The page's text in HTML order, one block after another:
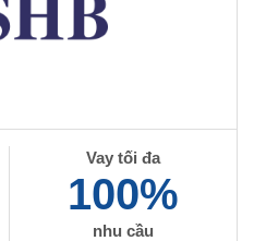
Vay tối đa
100%
nhu cầu